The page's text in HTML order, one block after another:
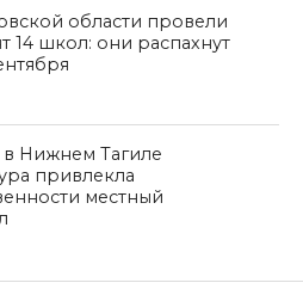
области провели
14 школ: они распахнут
Нижнем Тагиле
привлекла
местный